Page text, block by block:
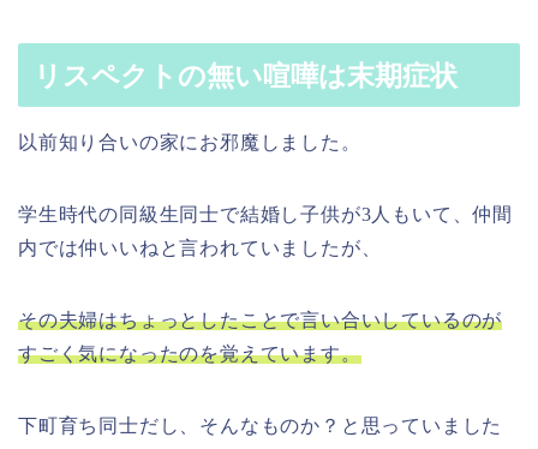
リスペクトの無い喧嘩は末期症状
以前知り合いの家にお邪魔しました。
学生時代の同級生同士で結婚し子供が3人もいて、仲間
内では仲いいねと言われていましたが、
その夫婦はちょっとしたことで言い合いしているのが
すごく気になったのを覚えています。
下町育ち同士だし、そんなものか？と思っていました